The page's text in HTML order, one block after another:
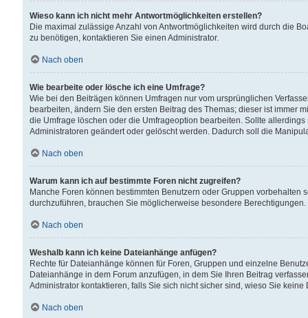
Wieso kann ich nicht mehr Antwortmöglichkeiten erstellen?
Die maximal zulässige Anzahl von Antwortmöglichkeiten wird durch die
zu benötigen, kontaktieren Sie einen Administrator.
Nach oben
Wie bearbeite oder lösche ich eine Umfrage?
Wie bei den Beiträgen können Umfragen nur vom ursprünglichen
bearbeiten, ändern Sie den ersten Beitrag des Themas; dieser ist immer
die Umfrage löschen oder die Umfrageoption bearbeiten. Sollte
Administratoren geändert oder gelöscht werden. Dadurch soll die
Nach oben
Warum kann ich auf bestimmte Foren nicht zugreifen?
Manche Foren können bestimmten Benutzern oder Gruppen
durchzuführen, brauchen Sie möglicherweise besondere
Nach oben
Weshalb kann ich keine Dateianhänge anfügen?
Rechte für Dateianhänge können für Foren, Gruppen und einzelne
Dateianhänge in dem Forum anzufügen, in dem Sie Ihren Beitrag
Administrator kontaktieren, falls Sie sich nicht sicher sind, wieso Sie
Nach oben